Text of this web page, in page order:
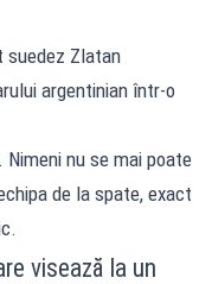
suedez Zlatan
argentinian într-o
nu se mai poate
de la spate, exact
visează la un